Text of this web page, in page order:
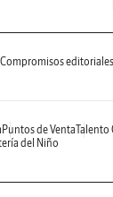
Compromisos editoriales
Puntos de VentaTalento
del Niño